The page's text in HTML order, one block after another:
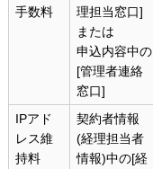
手数料
理担当窓口]
または
申込内容中の
[管理者連絡
窓口]
IPアド
レス維
持料
契約者情報
(経理担当者
情報)中の[経